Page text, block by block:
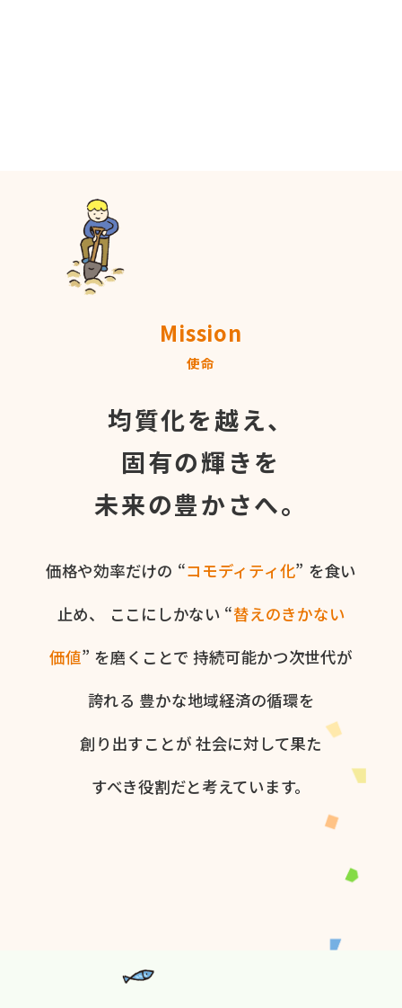
Mission
使命
均質化を越え、
固有の輝きを
未来の豊かさへ。
価格や​効率だけの​ “コモディティ化” を​食い​
止め、
ここに​しかない​ “替えの​きかない​
価値” を​磨く​ことで 持続可能かつ次世代が​
誇れる 豊かな​地域経済の​循環を​
創り出すことが 社会に​対して​果た​
すべき役割だと​考えています。​